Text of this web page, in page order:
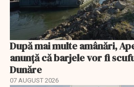
După mai multe amânări,
anunță că barjele vor fi
Dunăre
07 AUGUST 2026